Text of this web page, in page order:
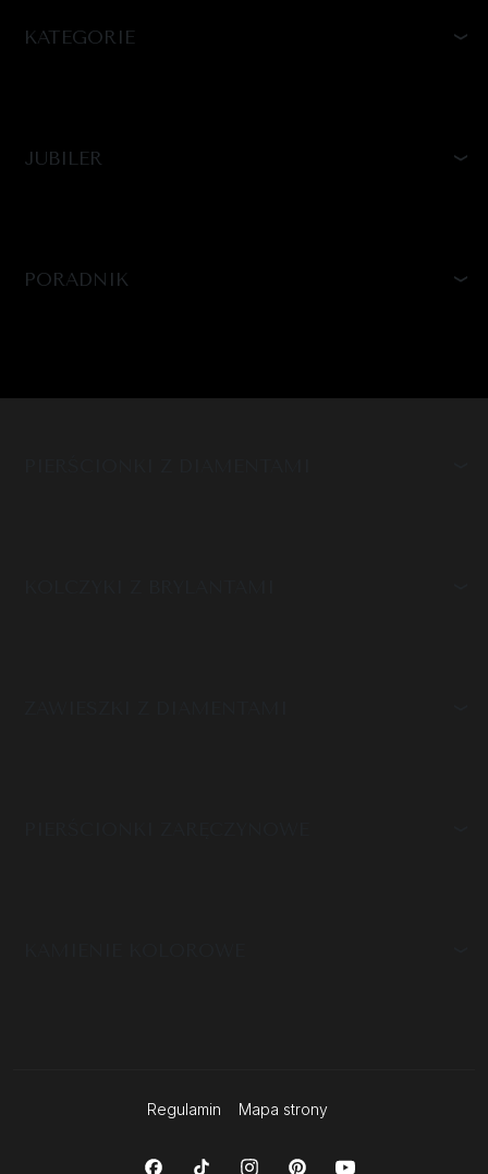
KATEGORIE
JUBILER
PORADNIK
Regulamin Mapa strony